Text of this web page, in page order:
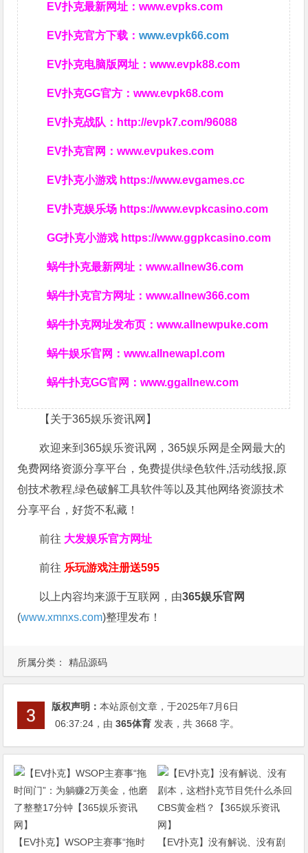
所属分类： 精品源码
EV扑克最新网址：www.evpks.com
EV扑克官方下载：www.evpk66.com
EV扑克电脑版网址：www.evpk88.com
EV扑克GG官方：www.evpk68.com
EV扑克战队： http://evpk7.com/96088
EV扑克官网：www.evpukes.com
EV扑克小游戏 https://www.evgames.cc
EV扑克娱乐场 https://www.evpkcasino.com
GG扑克小游戏 https://www.ggpkcasino.com
蜗牛扑克最新网址：www.allnew36.com
蜗牛扑克官方网址：www.allnew366.com
蜗牛扑克网址发布页：www.allnewpuke.com
蜗牛娱乐官网：www.allnewapl.com
蜗牛扑克GG官网：www.ggallnew.com
【关于365娱乐资讯网】
欢迎来到365娱乐资讯网，365娱乐网是全网最大的
免费网络资源分享平台，免费提供绿色软件,活动线报,原
创技术教程,绿色破解工具软件等以及其他网络资源技术
分享平台，好货不私藏！
前往 大发娱乐官方网址
前往 乐玩游戏注册送595
以上内容均来源于互联网，由365娱乐官网
(www.xmnxs.com)整理发布！
版权声明：本站原创文章，于2025年7月6日
06:37:24 ，由365体育 发表，共 3668 字。
【EV扑克】WSOP主赛事“拖时
【EV扑克】没有解说、没有剧